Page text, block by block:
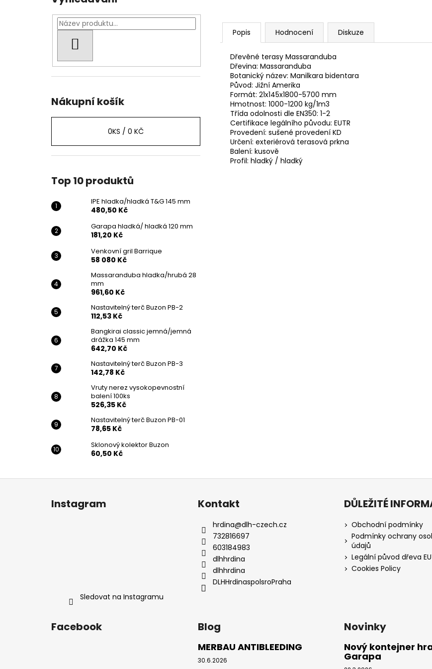
Nákupní košík
0KS / 0 KČ
Top 10 produktů
IPE hladka/hladká T&G 145 mm
480,50 Kč
Garapa hladká/ hladká 120 mm
181,20 Kč
Venkovní gril Barrique
58 080 Kč
Massaranduba hladka/hrubá 28
mm
961,60 Kč
Nastavitelný terč Buzon PB-2
112,53 Kč
Bangkirai classic jemná/jemná
drážka 145 mm
642,70 Kč
Nastavitelný terč Buzon PB-3
142,78 Kč
Vruty nerez vysokopevnostní
balení 100ks
526,35 Kč
Nastavitelný terč Buzon PB-01
78,65 Kč
Sklonový kolektor Buzon
60,50 Kč
Popis Hodnocení Diskuze
Dřevěné terasy Massaranduba
Dřevina: Massaranduba
Botanický název: Manilkara bidentara
Původ: Jižní Amerika
Formát: 21x145x1800-5700 mm
Hmotnost: 1000-1200 kg/1m3
Třída odolnosti dle EN350: 1-2
Certifikace legálního původu: EUTR
Provedení: sušené provedení KD
Určení: exteriérová terasová prkna
Balení: kusově
Profil: hladký / hladký
Instagram
Sledovat na Instagramu
Kontakt
hrdina@dlh-czech.cz
732816697
603184983
dlhhrdina
dlhhrdina
DLHHrdinaspolsroPraha
DŮLEŽITÉ
Obchodní podmínky
Podmínky ochrany
údajů
Legální původ dřeva
Cookies Policy
Facebook Blog
MERBAU ANTIBLEEDING
30.6.2026
Novinky
Nový kontejner
Garapa